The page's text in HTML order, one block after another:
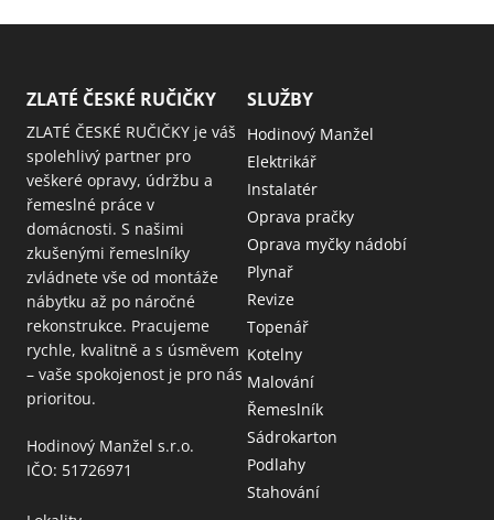
ZLATÉ ČESKÉ RUČIČKY
ZLATÉ ČESKÉ RUČIČKY je váš
spolehlivý partner pro
veškeré opravy, údržbu a
řemeslné práce v
domácnosti. S našimi
zkušenými řemeslníky
zvládnete vše od montáže
nábytku až po náročné
rekonstrukce. Pracujeme
rychle, kvalitně a s úsměvem
– vaše spokojenost je pro nás
prioritou.
Hodinový Manžel s.r.o.
IČO: 51726971
SLUŽBY
Hodinový Manžel
Elektrikář
Instalatér
Oprava pračky
Oprava myčky nádobí
Plynař
Revize
Topenář
Kotelny
Malování
Řemeslník
Sádrokarton
Podlahy
Stahování